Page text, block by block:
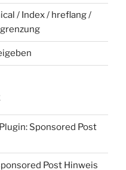
/ Index / hreflang /
Sponsored Post
Post Hinweis